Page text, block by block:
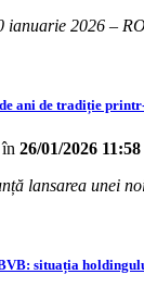
ianuarie 2026 –
ani de tradiție
26/01/2026 11:58
lansarea unei
situația